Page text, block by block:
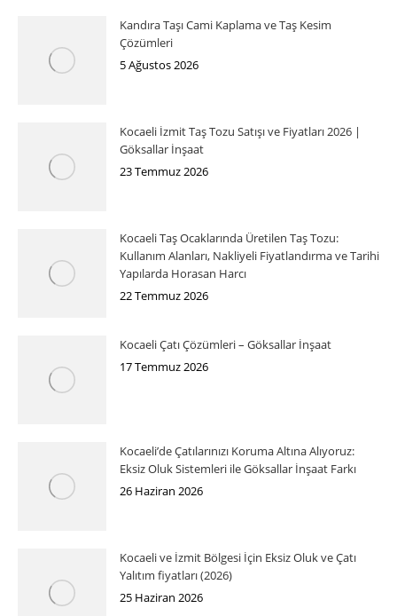
Kandıra Taşı Cami Kaplama ve Taş Kesim
Çözümleri
5 Ağustos 2026
Kocaeli İzmit Taş Tozu Satışı ve Fiyatları 2026 |
Göksallar İnşaat
23 Temmuz 2026
Kocaeli Taş Ocaklarında Üretilen Taş Tozu:
Kullanım Alanları, Nakliyeli Fiyatlandırma ve Tarihi
Yapılarda Horasan Harcı
22 Temmuz 2026
Kocaeli Çatı Çözümleri – Göksallar İnşaat
17 Temmuz 2026
Kocaeli’de Çatılarınızı Koruma Altına Alıyoruz:
Eksiz Oluk Sistemleri ile Göksallar İnşaat Farkı
26 Haziran 2026
Kocaeli ve İzmit Bölgesi İçin Eksiz Oluk ve Çatı
Yalıtım fiyatları (2026)
25 Haziran 2026